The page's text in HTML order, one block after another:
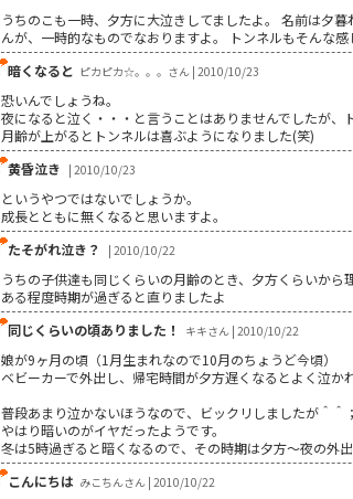
うちのこも一時、夕方に大泣きしてましたよ。 名前は夕
んが、一時的なものでなおりますよ。 トンネルもそんな感
暗くなると ピカピカ☆。。。さん | 2010/10/23
恐いんでしょうね。
夜になると泣く・・・と言うことはありませんでしたが、
月齢が上がるとトンネルは喜ぶようになりました(笑)
黄昏泣き | 2010/10/23
というやつではないでしょうか。
成長とともに無くなると思いますよ。
たそがれ泣き？
| 2010/10/22
うちの子供達も同じくらいの月齢のとき、夕方くらいか
ある程度時期が過ぎると直りましたよ
同じくらいの頃ありました！
キキさん | 2010/10/22
娘が9ヶ月の頃（1月生まれなので10月のちょうど今頃）
ベビーカーで外出し、帰宅時間が夕方遅くなるとよく泣か
普段あまり泣かないほうなので、ビックリしましたが＾＾；
やはり暗いのがイヤだったようです。
冬は5時過ぎると暗くなるので、その時期は夕方～夜の外
こんにちは みこちんさん | 2010/10/22